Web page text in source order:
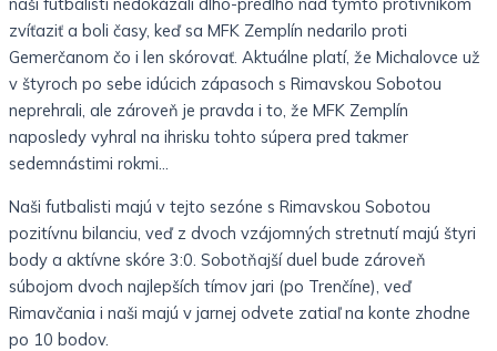
zvíťaziť a boli časy, keď sa MFK Zemplín nedarilo proti
Gemerčanom čo i len skórovať. Aktuálne platí, že Michalovce už
v štyroch po sebe idúcich zápasoch s Rimavskou Sobotou
neprehrali, ale zároveň je pravda i to, že MFK Zemplín
naposledy vyhral na ihrisku tohto súpera pred takmer
sedemnástimi rokmi…
Naši futbalisti majú v tejto sezóne s Rimavskou Sobotou
pozitívnu bilanciu, veď z dvoch vzájomných stretnutí majú štyri
body a aktívne skóre 3:0. Sobotňajší duel bude zároveň
súbojom dvoch najlepších tímov jari (po Trenčíne), veď
Rimavčania i naši majú v jarnej odvete zatiaľ na konte zhodne
po 10 bodov.